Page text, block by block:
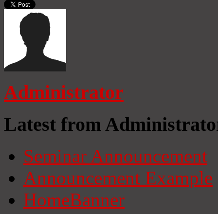
Administrator
Latest from
Seminar Announcement
Announcement Example
HomeBanner